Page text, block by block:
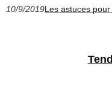
10/9/2019Les astuces